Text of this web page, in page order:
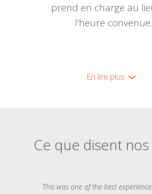
prend en charge au
l'heure convenue.
En lire plus
Ce que disent
This was one of the best